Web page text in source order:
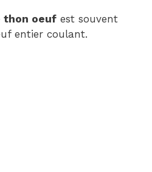
thon oeuf est souvent
entier coulant.